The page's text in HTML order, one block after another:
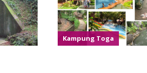
Kampung Toga